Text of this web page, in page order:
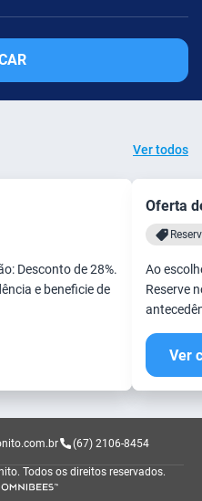
Ver todos
Desconto de 28%.
e beneficie de
Oferta
Ao
Reserve
Ver
(67) 2106-8454
Todos os direitos reservados.